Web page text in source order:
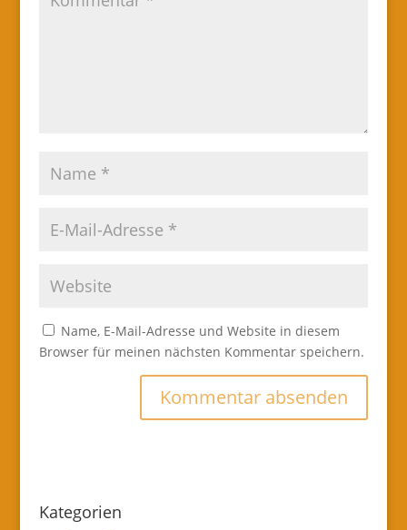
Name, E-Mail-Adresse und Website in diesem
Browser für meinen nächsten Kommentar speichern.
Kategorien